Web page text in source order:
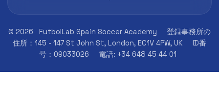
© 2026 FutbolLab Spain Soccer Academy
登録事務所の
住所：145 - 147 St John St, London, EC1V 4PW, UK
ID番
号：09033026
電話: +34 648 45 44 01